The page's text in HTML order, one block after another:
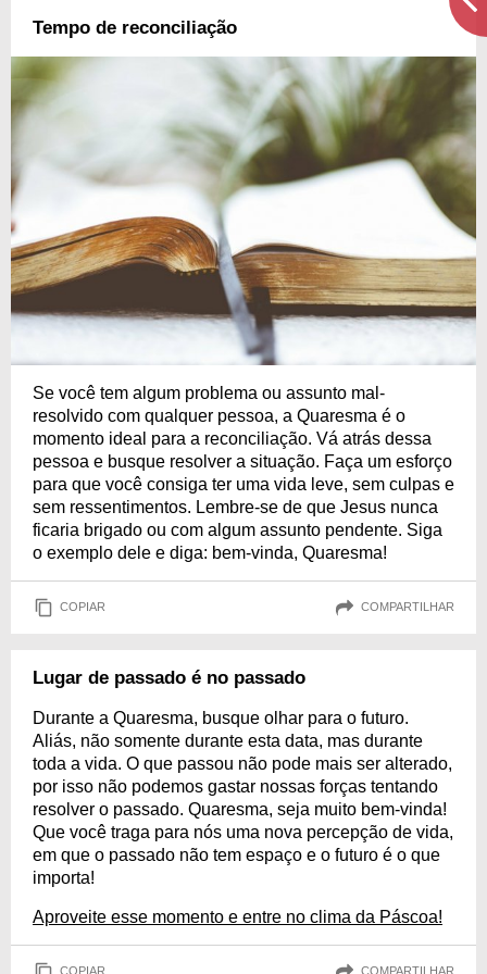
Tempo de reconciliação
Se você tem algum problema ou assunto mal-
resolvido com qualquer pessoa, a Quaresma é o
momento ideal para a reconciliação. Vá atrás dessa
pessoa e busque resolver a situação. Faça um esforço
para que você consiga ter uma vida leve, sem culpas e
sem ressentimentos. Lembre-se de que Jesus nunca
ficaria brigado ou com algum assunto pendente. Siga
o exemplo dele e diga: bem-vinda, Quaresma!
COPIAR COMPARTILHAR
Lugar de passado é no passado
Durante a Quaresma, busque olhar para o futuro.
Aliás, não somente durante esta data, mas durante
toda a vida. O que passou não pode mais ser alterado,
por isso não podemos gastar nossas forças tentando
resolver o passado. Quaresma, seja muito bem-vinda!
Que você traga para nós uma nova percepção de vida,
em que o passado não tem espaço e o futuro é o que
importa!
Aproveite esse momento e entre no clima da Páscoa!
COPIAR COMPARTILHAR